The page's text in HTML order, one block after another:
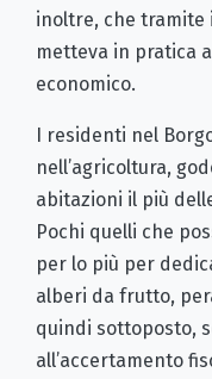
inoltre, che tramite
metteva in pratica
economico.
I residenti nel
nell’agricoltura,
abitazioni il più
Pochi quelli che
per lo più per
alberi da frutto,
quindi sottoposto,
all’accertamento